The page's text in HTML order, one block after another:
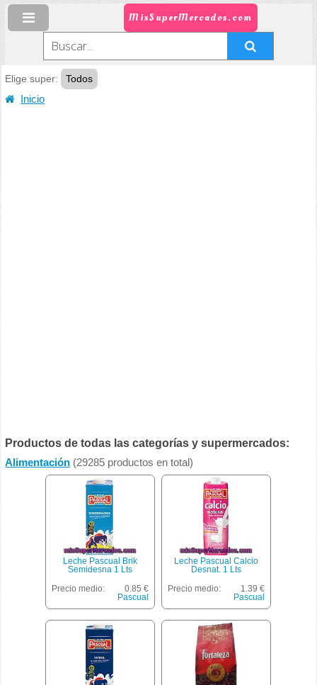
MisSuperMercados.com
Elige super:
Todos
Inicio
Productos de todas las categorías y supermercados:
Alimentación (29285 productos en total)
Leche Pascual Brik
Semidesna 1 Lts
Precio medio:
0.85 €
Pascual
Leche Pascual Calcio
Desnat. 1 Lts
Precio medio:
1.39 €
Pascual